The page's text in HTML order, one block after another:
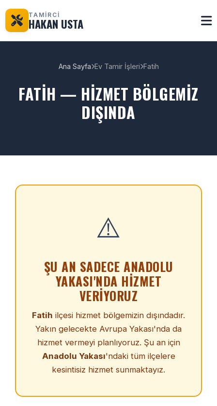
TAMİRCİ
HAKAN USTA
Ana Sayfa Ev Tamir İşleri Fatih
FATIH — HIZMET BÖLGEMIZ
DIŞINDA
⚠️
ŞU AN SADECE ANADOLU
YAKASI'NDA HIZMET
VERIYORUZ
Fatih ilçesi hizmet bölgemizin dışındadır.
Yakın gelecekte Avrupa Yakası'nda da
hizmet vermeyi planlıyoruz. Şu an için
Anadolu Yakası'ndaki tüm ilçelere
kesintisiz hizmet sunmaktayız.